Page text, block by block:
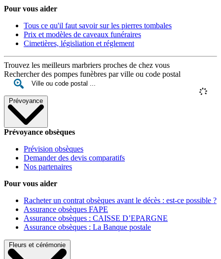
Pour vous aider
Tous ce qu'il faut savoir sur les pierres tombales
Prix et modèles de caveaux funéraires
Cimetières, législiation et réglement
Trouvez les meilleurs marbriers proches de chez vous
Rechercher des pompes funèbres par ville ou code postal
Prévoyance
Prévoyance obsèques
Prévision obsèques
Demander des devis comparatifs
Nos partenaires
Pour vous aider
Racheter un contrat obsèques avant le décès : est-ce possible ?
Assurance obsèques FAPE
Assurance obsèques : CAISSE D’EPARGNE
Assurance obsèques : La Banque postale
Fleurs et cérémonie